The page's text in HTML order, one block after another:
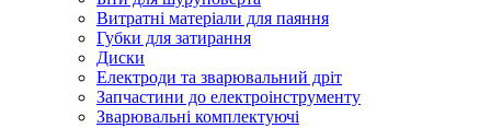
Витратні матеріали для паяння
Губки для затирання
Диски
Електроди та зварювальний дріт
Запчастини до електроінструменту
Зварювальні комплектуючі